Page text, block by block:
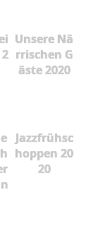
Unsere Nä
rrischen G
äste 2020
Jazzfrühsc
hoppen 20
20